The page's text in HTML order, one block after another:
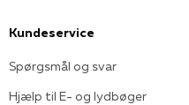
Kundeservice
Spørgsmål og svar
Hjælp til E- og lydbøger